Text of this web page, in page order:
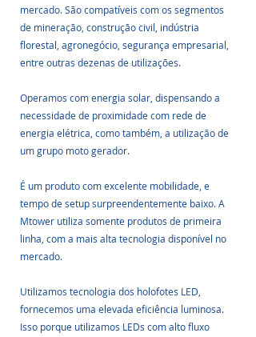
mercado. São compatíveis com os segmentos
de mineração, construção civil, indústria
florestal, agronegócio, segurança empresarial,
entre outras dezenas de utilizações.
Operamos com energia solar, dispensando a
necessidade de proximidade com rede de
energia elétrica, como também, a utilização de
um grupo moto gerador.
É um produto com excelente mobilidade, e
tempo de setup surpreendentemente baixo. A
Mtower utiliza somente produtos de primeira
linha, com a mais alta tecnologia disponível no
mercado.
Utilizamos tecnologia dos holofotes LED,
fornecemos uma elevada eficiência luminosa.
Isso porque utilizamos LEDs com alto fluxo